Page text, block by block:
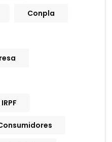
Conpla